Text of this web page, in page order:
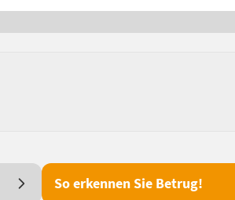
So erkennen Sie Betrug!